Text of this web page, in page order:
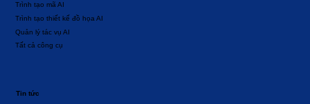
Tất cả công cụ
Quản lý tác vụ AI
Trình tạo thiết kế đồ họa AI
Trình tạo mã AI
Tin tức